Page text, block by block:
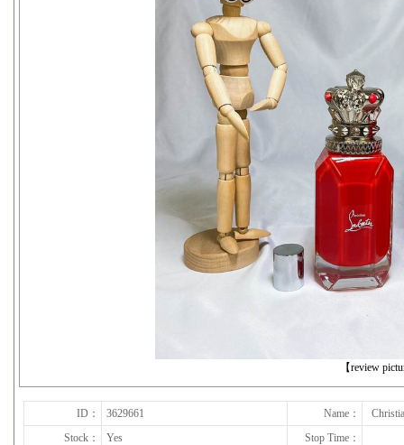
【review
ID： 3629661 Name：
Stock：
Yes
Stop Time：